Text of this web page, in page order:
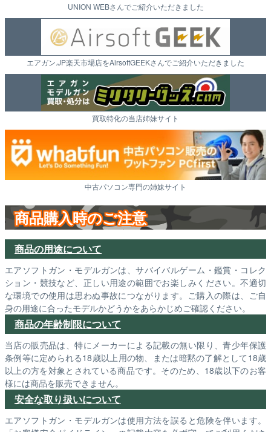
UNION WEBさんでご紹介いただきました
エアガン.JP楽天市場店をAirsoftGEEKさんでご紹介いただきました
買取特化の当店姉妹サイト
中古パソコン専門の姉妹サイト
商品購入時のご注意
商品の用途について
エアソフトガン・モデルガンは、サバイバルゲーム・鑑賞・コレク
ション・競技など、正しい用途の範囲でお楽しみください。不適切
な環境での使用は思わぬ事故につながります。ご購入の際は、ご自
身の用途に合ったモデルかどうかをあらかじめご確認ください。
商品の年齢制限について
当店の販売品は、特にメーカーによる記載の無い限り、青少年保護
条例等に定められる18歳以上用の物、または暗黙の了解として18歳
以上の方を対象とされている商品です。そのため、18歳以下のお客
様には商品を販売できません。
安全な取り扱いについて
エアソフトガン・モデルガンは使用方法を誤ると危険を伴います。